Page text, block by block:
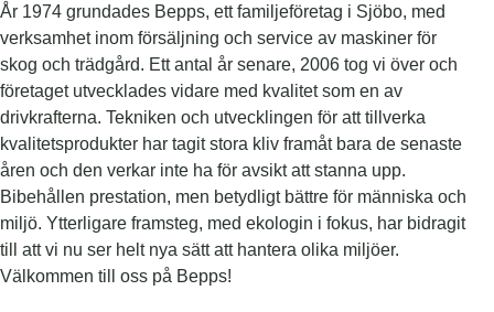
År 1974 grundades Bepps, ett familjeföretag i Sjöbo, med
verksamhet inom försäljning och service av maskiner för
skog och trädgård. Ett antal år senare, 2006 tog vi över och
företaget utvecklades vidare med kvalitet som en av
drivkrafterna. Tekniken och utvecklingen för att tillverka
kvalitetsprodukter har tagit stora kliv framåt bara de senaste
åren och den verkar inte ha för avsikt att stanna upp.
Bibehållen prestation, men betydligt bättre för människa och
miljö. Ytterligare framsteg, med ekologin i fokus, har bidragit
till att vi nu ser helt nya sätt att hantera olika miljöer.
Välkommen till oss på Bepps!